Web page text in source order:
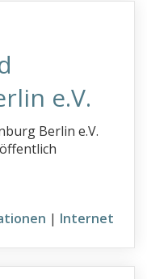
e.V.
Berlin e.V.
| Internet